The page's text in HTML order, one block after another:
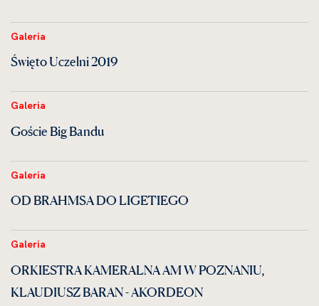
Galeria
Święto Uczelni 2019
Galeria
Goście Big Bandu
Galeria
OD BRAHMSA DO LIGETIEGO
Galeria
ORKIESTRA KAMERALNA AM W POZNANIU,
KLAUDIUSZ BARAN - AKORDEON